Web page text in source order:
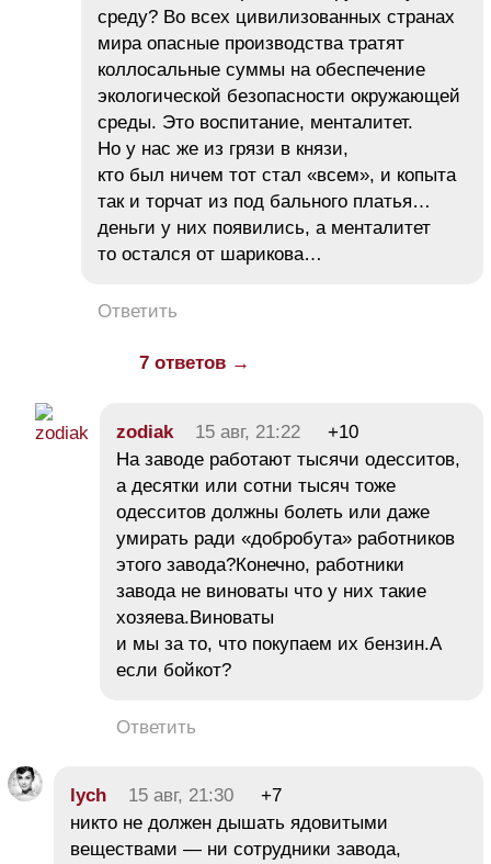
среду? Во всех цивилизованных странах
мира опасные производства тратят
коллосальные суммы на обеспечение
экологической безопасности окружающей
среды. Это воспитание, менталитет.
Но у нас же из грязи в князи,
кто был ничем тот стал «всем», и копыта
так и торчат из под бального платья…
деньги у них появились, а менталитет
то остался от шарикова…
Ответить
7 ответов →
zodiak 15 авг, 21:22
+10
На заводе работают тысячи одесситов,
а десятки или сотни тысяч тоже
одесситов должны болеть или даже
умирать ради «добробута» работников
этого завода?Конечно, работники
завода не виноваты что у них такие
хозяева.Виноваты
и мы за то, что покупаем их бензин.А
если бойкот?
Ответить
lych 15 авг, 21:30
+7
никто не должен дышать ядовитыми
веществами — ни сотрудники завода,